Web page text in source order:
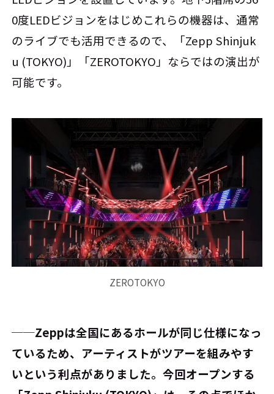
0度LEDビジョンをはじめこれらの機器は、通常
のライブでも活用できるので、「Zepp Shinjuk
u (TOKYO)」「ZEROTOKYO」ならではの演出が
可能です。
ZEROTOKYO
──Zeppは全国にあるホールが同じ仕様になっ
ているため、アーティストがツアーを組みやす
いという利点がありました。今回オープンする